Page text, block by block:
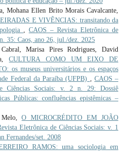
Mohana Ellen Brito Morais Cavalcante,
E VIVÊNCIAS: transitando da
,CAOS – Revista Eletrônica de
35: Caos, ano 26, jul./dez. 2025
Marisa Pires Rodrigues, David
CULTURA COMO UM EIXO DE
os museus universitários e os espaços
Federal da Paraíba (UFPB)
CAOS –
Ciências Sociais: v. 2 n. 29: Dossiê
Públicas: confluências epistêmicas –
Melo,O MICROCRÉDITO EM JOÃO
Eletrônica de Ciências Sociais: v. 1
Fernandes/set. 2008
RAMOS: uma sociologia em